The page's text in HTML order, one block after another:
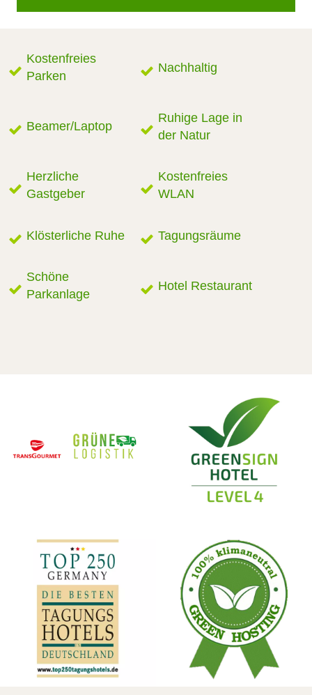
Kostenfreies
Parken
Nachhaltig
Beamer/Laptop
Ruhige Lage in
der Natur
Herzliche
Gastgeber
Kostenfreies
WLAN
Klösterliche Ruhe Tagungsräume
Schöne
Parkanlage
Hotel Restaurant